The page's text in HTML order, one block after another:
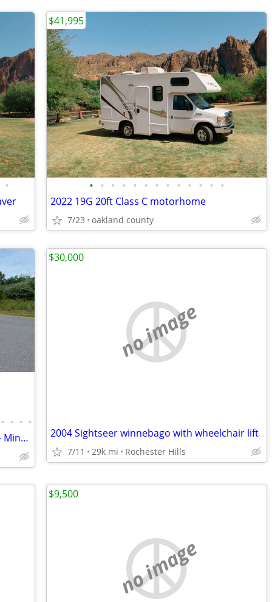
• • • • • • • • • • • • • •
2022 19G 20ft Class C motorhome
7/23 oakland county
$41,995
• • • •
2021 Winnebago - 30 Footer Class C RV - Minnie Winnie
no image
2004 Sightseer winnebago with wheelchair lift
7/11 29k mi Rochester Hills
$30,000
no image
$9,500